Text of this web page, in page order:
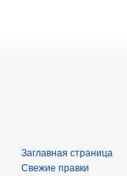
Заглавная страница
Свежие правки